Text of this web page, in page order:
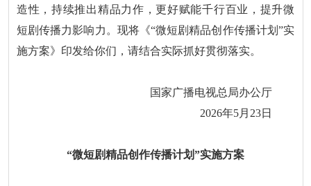
造性，持续推出精品力作，更好赋能千行百业，提升微
短剧传播力影响力。现将《“微短剧精品创作传播计划”实
施方案》印发给你们，请结合实际抓好贯彻落实。
国家广播电视总局办公厅
2026年5月23日
“微短剧精品创作传播计划”实施方案